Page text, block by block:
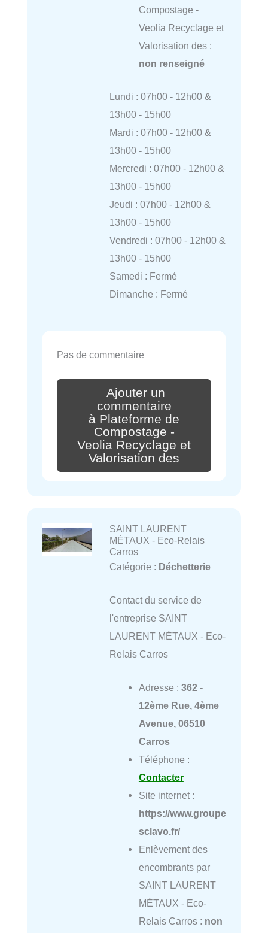
Compostage -
Veolia Recyclage et
Valorisation des :
non renseigné
Lundi : 07h00 - 12h00 &
13h00 - 15h00
Mardi : 07h00 - 12h00 &
13h00 - 15h00
Mercredi : 07h00 - 12h00 &
13h00 - 15h00
Jeudi : 07h00 - 12h00 &
13h00 - 15h00
Vendredi : 07h00 - 12h00 &
13h00 - 15h00
Samedi : Fermé
Dimanche : Fermé
Pas de commentaire
Ajouter un
commentaire
à Plateforme de
Compostage -
Veolia Recyclage et
Valorisation des
SAINT LAURENT
MÉTAUX - Eco-Relais
Carros
Catégorie : Déchetterie
Contact du service de
l'entreprise SAINT
LAURENT MÉTAUX - Eco-
Relais Carros
Adresse : 362 -
12ème Rue, 4ème
Avenue, 06510
Carros
Téléphone :
Contacter
Site internet :
https://www.groupe
sclavo.fr/
Enlèvement des
encombrants par
SAINT LAURENT
MÉTAUX - Eco-
Relais Carros : non